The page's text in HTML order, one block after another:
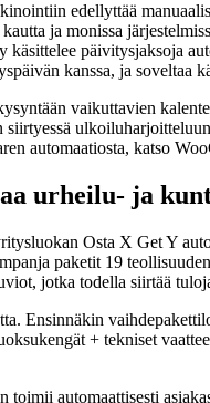
edellyttää
ja monissa
käsittelee päivitysjaksoja
kanssa, ja soveltaa
vaikuttavien
siirtyessä
automaatiosta, katso
urheilu- ja
Osta X Get Y
paketit 19
jotka todella siirtää
Ensinnäkin
+ tekniset
toimii automaattisesti